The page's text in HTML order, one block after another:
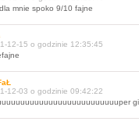
mnie spoko 9/10 fajne
12-15 o godzinie 12:35:45
12-03 o godzinie 09:42:22